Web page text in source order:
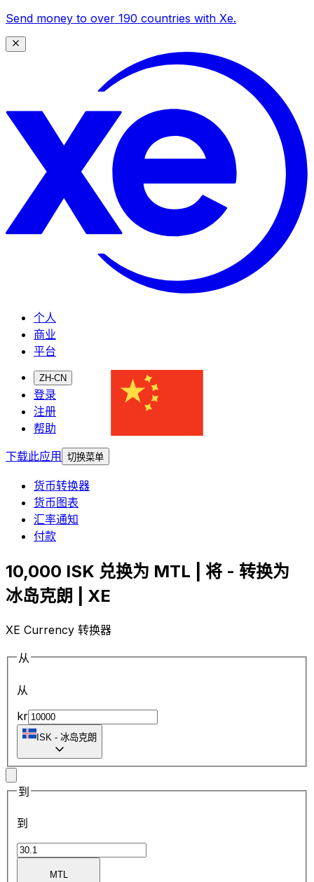
Send money to over 190 countries with Xe.
个人
商业
平台
ZH-CN
登录
注册
帮助
下载此应用
切换菜单
货币转换器
货币图表
汇率通知
付款
10,000 ISK 兑换为 MTL | 将 - 转换为
冰岛克朗 | XE
XE Currency 转换器
从
从
kr
ISK - 冰岛克朗
到
到
MTL